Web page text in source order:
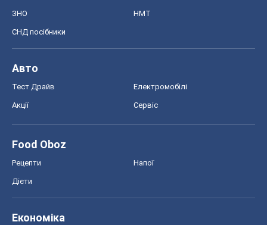
ЗНО НМТ
СНД посібники
Авто
Тест Драйв Електромобілі
Акції Сервіс
Food Oboz
Рецепти Напої
Дієти
Економіка